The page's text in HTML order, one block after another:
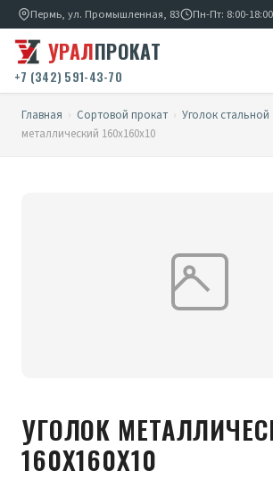
Пермь, ул. Промышленная, 83 Пн-Пт: 8:00-
УРАЛПРОКАТ
+7 (342) 591-43-70
Главная › Сортовой прокат › Уголок стальной
металлический 160х160х10
УГОЛОК
160Х160Х10